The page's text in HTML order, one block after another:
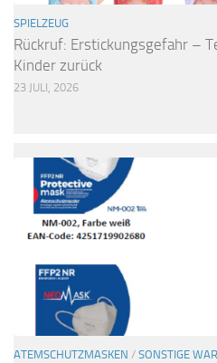
SPIELZEUG
Rückruf: Erstickungsgefahr –
Kinder zurück
23 JULI, 2026
ATEMSCHUTZMASKEN / SONSTIGE